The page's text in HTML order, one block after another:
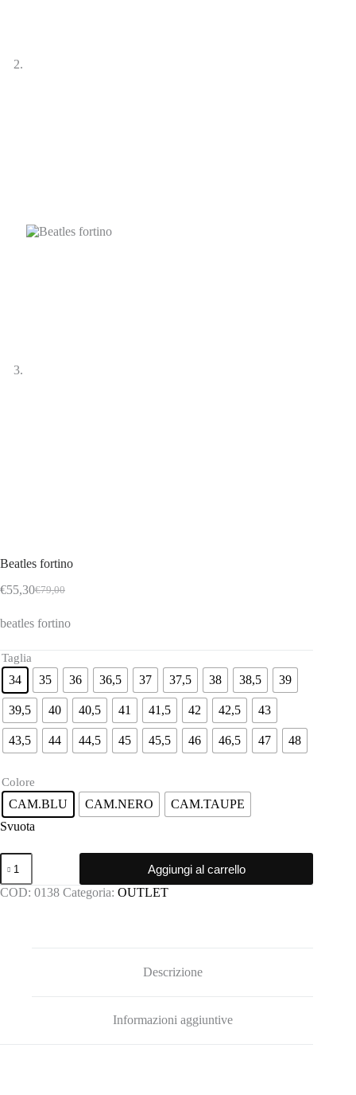
Beatles fortino
€79,00
Il
originale
€55,30Il
attuale
beatles fortino
Taglia
34 35 36 36,5 37 37,5 38 38,5 39
39,5 40 40,5 41 41,5 42 42,5 43
43,5 44 44,5 45 45,5 46 46,5 47 48
Colore
CAM.BLU CAM.NERO
CAM.TAUPE
Svuota
Beatles
fortino
quantità
Aggiungi al carrello
COD: 0138 Categoria: OUTLET
Descrizione
Informazioni aggiuntive